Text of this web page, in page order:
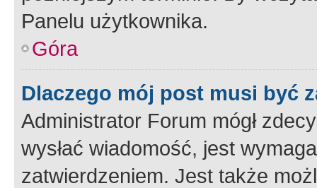
Panelu użytkownika.
Góra
Dlaczego mój post musi być
Administrator Forum mógł
wysłać wiadomość, jest
zatwierdzeniem. Jest także